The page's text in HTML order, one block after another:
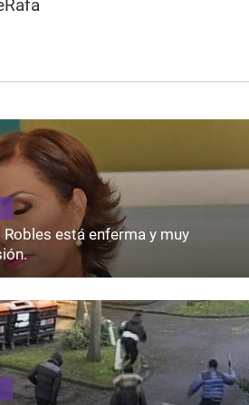
Robles está enferma y muy